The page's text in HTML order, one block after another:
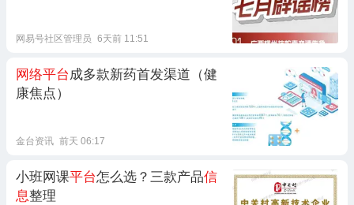
网易号社区管理员 6天前 11:51
网络平台 成多款新药首发渠道（健
康焦点）
金台资讯 前天 06:17
小班网课平台怎么选？三款产品信
息整理